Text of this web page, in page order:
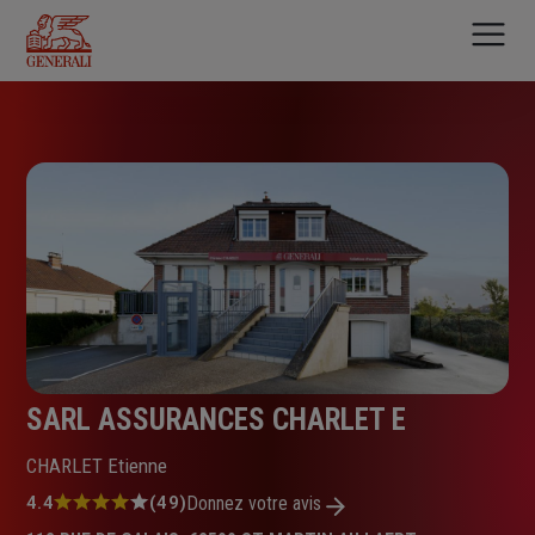
contenu
principal
SARL ASSURANCES CHARLET E
CHARLET Etienne
Note
4.4 (49)Donnez votre avis